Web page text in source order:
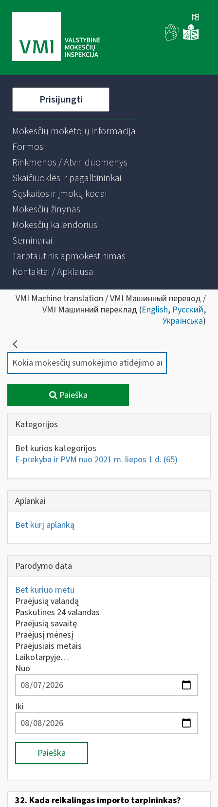
Prisijungti
Mokesčių mokėtojų informacija
Formos
Rinkmenos / Atviri duomenys
Skaičiuoklės ir pagalbininkai
Sąskaitos ir įmokų kodai
Mokesčių žinynas
Mokesčių kalendorius
Seminarai
Tarptautinis apmokestinimas
Kontaktai / Apklausa
VMI Machine translation / VMI Машинный перевод /
VMI Машинний переклад (English, Русский,
Українська)
Paieška
Kategorijos
Bet kurios kategorijos
E-prekyba ir PVM nuo 2021 m. liepos 1 d. (65)
Aplankai
Bet kurį aplanką
Parodymo data
Bet kuriuo metu
Praėjusią valandą
Paskutines 24 valandas
Praėjusią savaitę
Praėjusį mėnesį
Praėjusiais metais
Laikotarpyje…
Nuo
Iki
Paieška
32. Kada reikalingas importo tarpininkas?